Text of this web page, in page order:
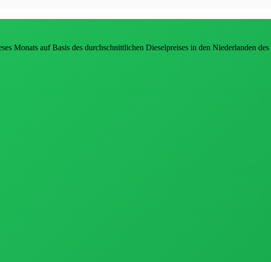
Monats auf Basis des durchschnittlichen Dieselpreises in den Niederlanden